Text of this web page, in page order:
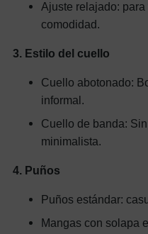
Ajuste relajado:
comodidad.
3. Estilo del cuello
Cuello abotonado:
informal.
Cuello de banda:
minimalista.
4. Puños
Puños estándar:
Mangas con solapa